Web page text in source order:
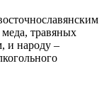
меда, травяных
и народу –